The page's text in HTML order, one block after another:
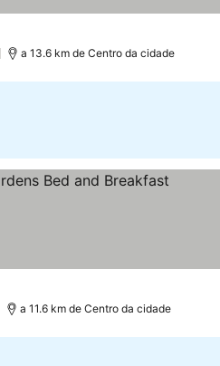
a 13.6 km de Centro da cidade
a 11.6 km de Centro da cidade